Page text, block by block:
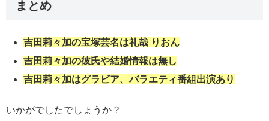
まとめ
吉田莉々加の宝塚芸名は礼哉 りおん
吉田莉々加の彼氏や結婚情報は無し
吉田莉々加はグラビア、バラエティ番組出演あり
いかがでしたでしょうか？